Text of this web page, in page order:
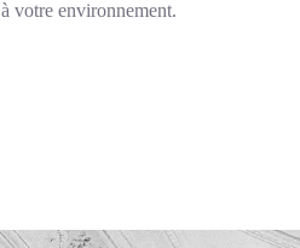
votre environnement.